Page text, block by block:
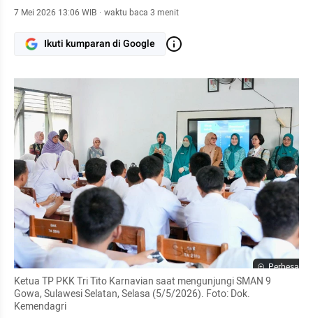
7 Mei 2026 13:06 WIB · waktu baca 3 menit
Ikuti kumparan di Google
Perbesar
Ketua TP PKK Tri Tito Karnavian saat mengunjungi SMAN 9
Gowa, Sulawesi Selatan, Selasa (5/5/2026). Foto: Dok.
Kemendagri